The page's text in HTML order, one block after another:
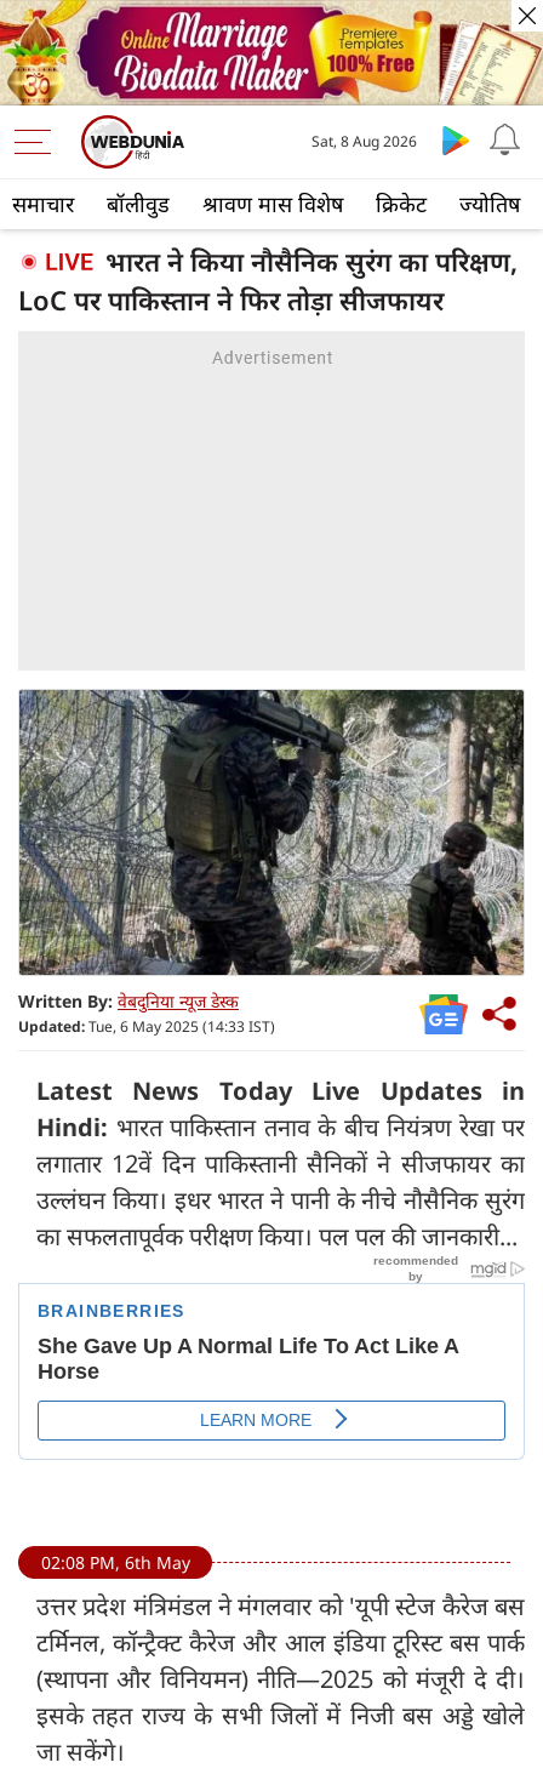
समाचार बॉलीवुड श्रावण मास विशेष क्रिकेट ज्योतिष
Sat, 8 Aug 2026
भारत ने किया नौसैनिक सुरंग का परिक्षण,
LoC पर पाकिस्तान ने फिर तोड़ा सीजफायर
Written By: वेबदुनिया न्यूज डेस्क
Updated:Tue, 6 May 2025 (14:33 IST)
Latest News Today Live Updates in
Hindi: भारत पाकिस्तान तनाव के बीच नियंत्रण रेखा पर
लगातार 12वें दिन पाकिस्तानी सैनिकों ने सीजफायर का
उल्लंघन किया। इधर भारत ने पानी के नीचे नौसैनिक सुरंग
का सफलतापूर्वक परीक्षण किया। पल पल की जानकारी...
02:08 PM, 6th May
उत्तर प्रदेश मंत्रिमंडल ने मंगलवार को 'यूपी स्टेज कैरेज बस
टर्मिनल, कॉन्ट्रैक्ट कैरेज और आल इंडिया टूरिस्ट बस पार्क
(स्थापना और विनियमन) नीति—2025 को मंजूरी दे दी।
इसके तहत राज्य के सभी जिलों में निजी बस अड्डे खोले
जा सकेंगे।